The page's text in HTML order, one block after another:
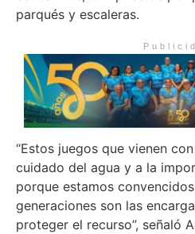
parqués y escaleras.
“Estos juegos que vienen
cuidado del agua y a la
porque estamos
generaciones son las
proteger el recurso”, señaló